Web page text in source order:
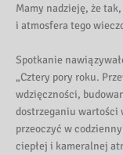
Mamy nadzieję, że
i atmosfera tego
Spotkanie
„Cztery pory roku.
wdzięczności,
dostrzeganiu wartości
przeoczyć w
ciepłej i kameralnej